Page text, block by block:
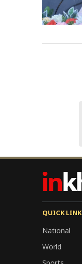
QUICK LINK
National
World